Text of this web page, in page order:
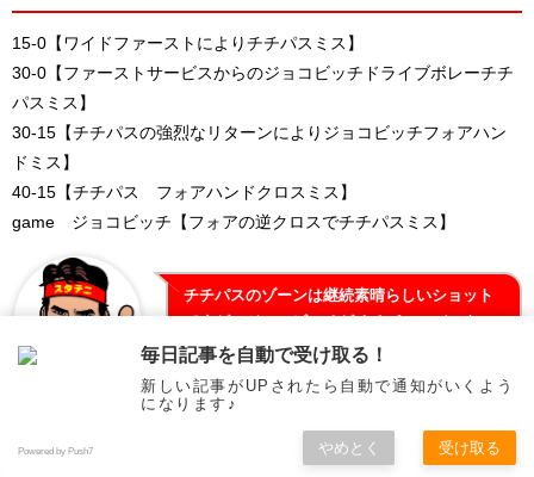
15-0【ワイドファーストによりチチパスミス】
30-0【ファーストサービスからのジョコビッチドライブボレーチチ
パスミス】
30-15【チチパスの強烈なリターンによりジョコビッチフォアハン
ドミス】
40-15【チチパス フォアハンドクロスミス】
game ジョコビッチ【フォアの逆クロスでチチパスミス】
チチパスのゾーンは継続素晴らしいショット
ですが、ジョコビッチがチチパスのバックハ
ンドに的を絞ったプレーをしだしている気が
第二ゲーム【チチパスサービス】【0-1】
毎日記事を自動で受け取る！
新しい記事がUPされたら自動で通知がいくよう
になります♪
Powered by Push7 やめとく 受け取る